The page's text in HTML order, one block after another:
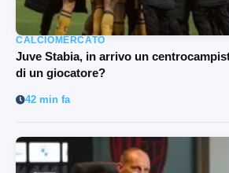
CALCIOMERCATO
Juve Stabia, in arrivo un
di un giocatore?
42 min fa